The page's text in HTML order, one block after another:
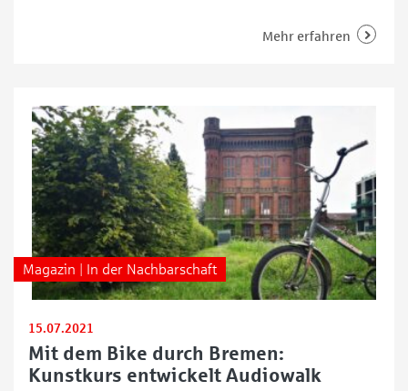
Deutschen Einheit. Dassend dazu steht der Preis
Mehr erfahren
Magazin | In der Nachbarschaft
15.07.2021
Mit dem Bike durch Bremen:
Kunstkurs entwickelt Audiowalk